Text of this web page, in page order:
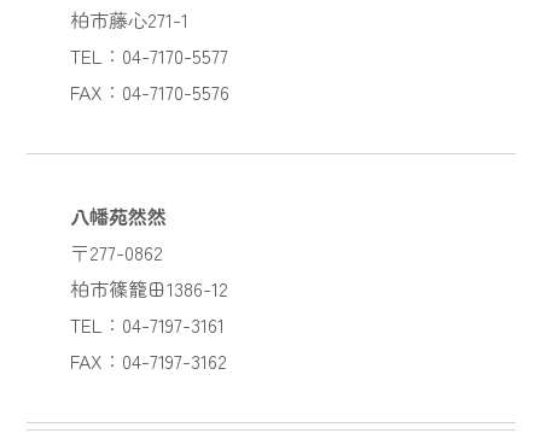
柏市藤心271-1
TEL：04-7170-5577
FAX：04-7170-5576
八幡苑然然
〒277-0862
柏市篠籠田1386-12
TEL：04-7197-3161
FAX：04-7197-3162